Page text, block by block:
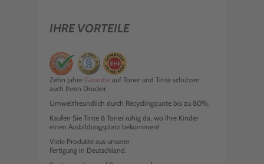
IHRE VORTEILE
Zehn Jahre Garantie auf Toner und Tinte schützen
auch Ihren Drucker.
Umweltfreundlich durch Recyclingquote bis zu 80%.
Kaufen Sie Tinte & Toner ruhig da, wo Ihre Kinder
einen Ausbildungsplatz bekommen!
Viele Produkte aus unserer
Fertigung in Deutschland.